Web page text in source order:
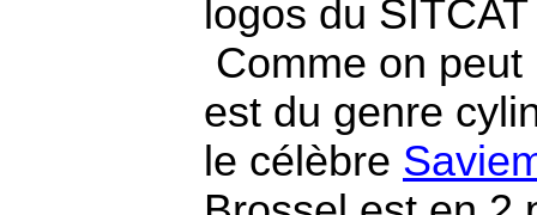
logos du
Comme on
est du genre
le célèbre